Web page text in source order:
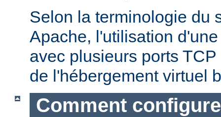
Selon la terminologie du
Apache, l'utilisation
avec plusieurs ports
de l'hébergement virtuel
Comment